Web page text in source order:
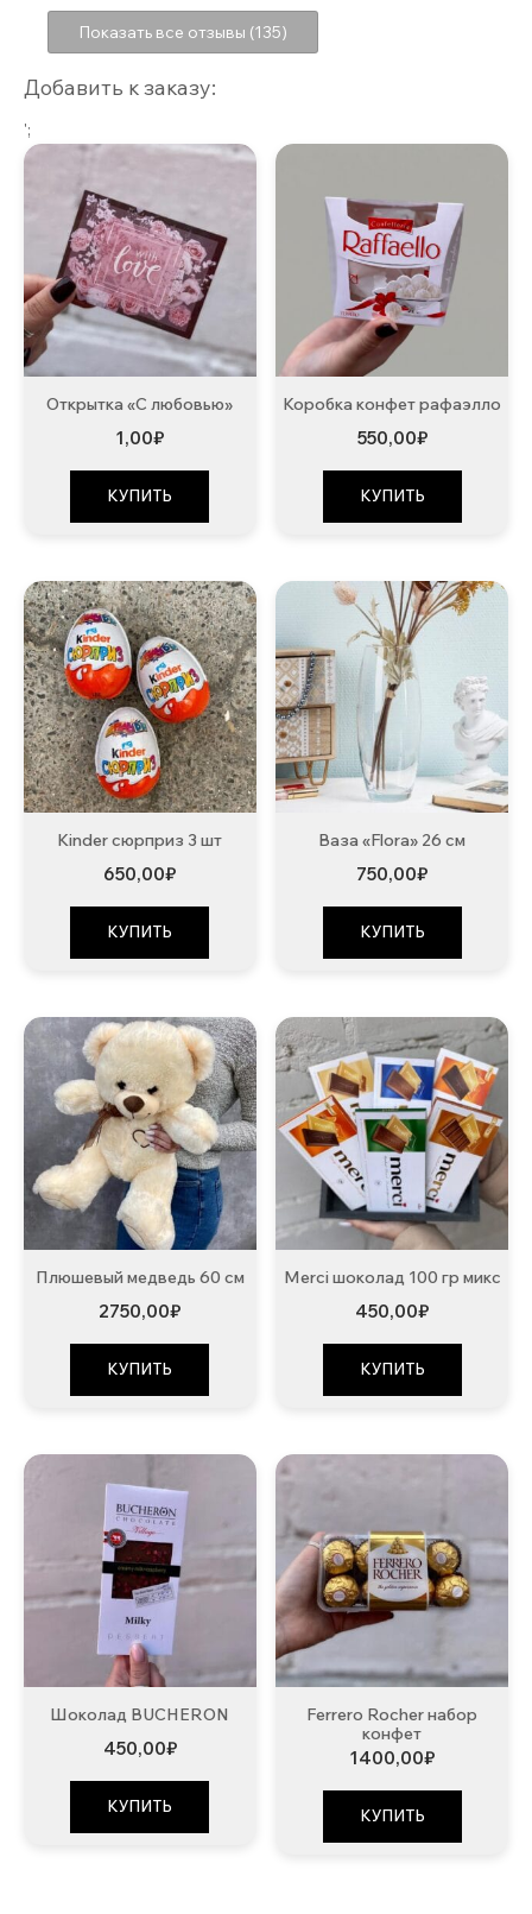
Показать все отзывы (135)
Добавить к заказу:
';
Открытка «С любовью»
1,00₽
КУПИТЬ
Коробка конфет рафаэлло
550,00₽
КУПИТЬ
Kinder сюрприз 3 шт
650,00₽
КУПИТЬ
Ваза «Flora» 26 см
750,00₽
КУПИТЬ
Плюшевый медведь 60 см
2750,00₽
КУПИТЬ
Merci шоколад 100 гр микс
450,00₽
КУПИТЬ
Шоколад BUCHERON
450,00₽
КУПИТЬ
Ferrero Rocher набор
конфет
1400,00₽
КУПИТЬ